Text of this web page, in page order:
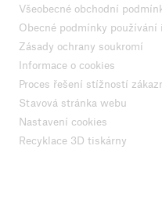
Všeobecné obchodní
Obecné podmínky
Zásady ochrany soukromí
Informace o cookies
Proces řešení stížností
Stavová stránka webu
Nastavení cookies
Recyklace 3D tiskárny